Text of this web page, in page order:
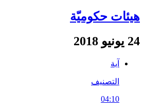
هيئات حكوميّة
24 يونيو 2018
آية
التصنيف
04:10